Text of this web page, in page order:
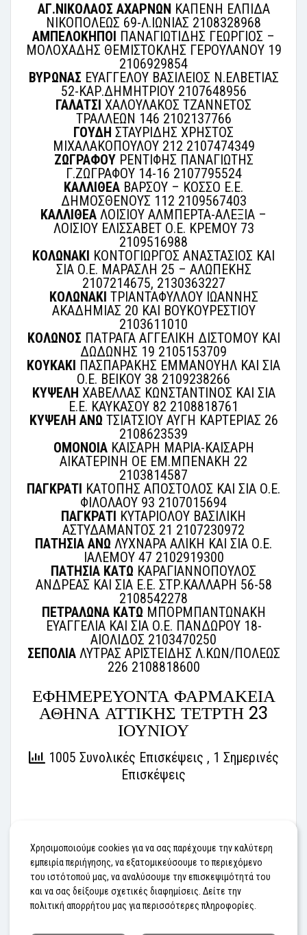
ΑΓ.ΝΙΚΟΛΑΟΣ ΑΧΑΡΝΩΝ ΚΑΠΕΝΗ ΕΛΠΙΔΑ
ΝΙΚΟΠΟΛΕΩΣ 69-Λ.ΙΩΝΙΑΣ 2108328968
ΑΜΠΕΛΟΚΗΠΟΙ ΠΑΝΑΓΙΩΤΙΔΗΣ ΓΕΩΡΓΙΟΣ –
ΜΟΛΟΧΑΔΗΣ ΘΕΜΙΣΤΟΚΛΗΣ ΓΕΡΟΥΛΑΝΟΥ 19
2106929854
ΒΥΡΩΝΑΣ ΕΥΑΓΓΕΛΟΥ ΒΑΣΙΛΕΙΟΣ Ν.ΕΛΒΕΤΙΑΣ
52-ΚΑΡ.ΔΗΜΗΤΡΙΟΥ 2107648956
ΓΑΛΑΤΣΙ ΧΑΛΟΥΛΑΚΟΣ ΤΖΑΝΝΕΤΟΣ
ΤΡΑΛΛΕΩΝ 146 2102137766
ΓΟΥΔΗ ΣΤΑΥΡΙΔΗΣ ΧΡΗΣΤΟΣ
ΜΙΧΑΛΑΚΟΠΟΥΛΟΥ 212 2107474349
ΖΩΓΡΑΦΟΥΡΕΝΤΙΦΗΣ ΠΑΝΑΓΙΩΤΗΣ
Γ.ΖΩΓΡΑΦΟΥ 14-16 2107795524
ΚΑΛΛΙΘΕΑ ΒΑΡΣΟΥ – ΚΟΣΣΟ Ε.Ε.
ΔΗΜΟΣΘΕΝΟΥΣ 112 2109567403
ΚΑΛΛΙΘΕΑ ΛΟΙΣΙΟΥ ΑΛΜΠΕΡΤΑ-ΑΛΕΞΙΑ –
ΛΟΙΣΙΟΥ ΕΛΙΣΣΑΒΕΤ Ο.Ε. ΚΡΕΜΟΥ 73
2109516988
ΚΟΛΩΝΑΚΙ ΚΟΝΤΟΓΙΩΡΓΟΣ ΑΝΑΣΤΑΣΙΟΣ ΚΑΙ
ΣΙΑ Ο.Ε. ΜΑΡΑΣΛΗ 25 – ΑΛΩΠΕΚΗΣ
2107214675, 2130363227
ΚΟΛΩΝΑΚΙ ΤΡΙΑΝΤΑΦΥΛΛΟΥ ΙΩΑΝΝΗΣ
ΑΚΑΔΗΜΙΑΣ 20 ΚΑΙ ΒΟΥΚΟΥΡΕΣΤΙΟΥ
2103611010
ΚΟΛΩΝΟΣ ΠΑΤΡΑΓΑ ΑΓΓΕΛΙΚΗ ΔΙΣΤΟΜΟΥ ΚΑΙ
ΔΩΔΩΝΗΣ 19 2105153709
ΚΟΥΚΑΚΙ ΠΑΣΠΑΡΑΚΗΣ ΕΜΜΑΝΟΥΗΛ ΚΑΙ ΣΙΑ
Ο.Ε. ΒΕΙΚΟΥ 38 2109238266
ΚΥΨΕΛΗ ΧΑΒΕΛΛΑΣ ΚΩΝΣΤΑΝΤΙΝΟΣ ΚΑΙ ΣΙΑ
Ε.Ε. ΚΑΥΚΑΣΟΥ 82 2108818761
ΚΥΨΕΛΗ ΑΝΩ ΤΣΙΑΤΣΙΟΥ ΑΥΓΗ ΚΑΡΤΕΡΙΑΣ 26
2108623539
ΟΜΟΝΟΙΑΚΑΙΣΑΡΗ ΜΑΡΙΑ-ΚΑΙΣΑΡΗ
ΑΙΚΑΤΕΡΙΝΗ ΟΕ ΕΜ.ΜΠΕΝΑΚΗ 22
2103814587
ΠΑΓΚΡΑΤΙ ΚΑΤΟΠΗΣ ΑΠΟΣΤΟΛΟΣ ΚΑΙ ΣΙΑ Ο.Ε.
ΦΙΛΟΛΑΟΥ 93 2107015694
ΠΑΓΚΡΑΤΙ ΚΥΤΑΡΙΟΛΟΥ ΒΑΣΙΛΙΚΗ
ΑΣΤΥΔΑΜΑΝΤΟΣ 21 2107230972
ΠΑΤΗΣΙΑ ΑΝΩ ΛΥΧΝΑΡΑ ΑΛΙΚΗ ΚΑΙ ΣΙΑ Ο.Ε.
ΙΑΛΕΜΟΥ 47 2102919300
ΠΑΤΗΣΙΑ ΚΑΤΩ ΚΑΡΑΓΙΑΝΝΟΠΟΥΛΟΣ
ΑΝΔΡΕΑΣ ΚΑΙ ΣΙΑ Ε.Ε. ΣΤΡ.ΚΑΛΛΑΡΗ 56-58
2108542278
ΠΕΤΡΑΛΩΝΑ ΚΑΤΩ ΜΠΟΡΜΠΑΝΤΩΝΑΚΗ
ΕΥΑΓΓΕΛΙΑ ΚΑΙ ΣΙΑ Ο.Ε. ΠΑΝΔΩΡΟΥ 18-
ΑΙΟΛΙΔΟΣ 2103470250
ΣΕΠΟΛΙΑΛΥΤΡΑΣ ΑΡΙΣΤΕΙΔΗΣ Λ.ΚΩΝ/ΠΟΛΕΩΣ
226 2108818600
ΕΦΗΜΕΡΕΥΟΝΤΑ ΦΑΡΜΑΚΕΙΑ
ΑΘΗΝΑ ΑΤΤΙΚΗΣ ΤΕΤΡΤΗ 23
ΙΟΥΝΙΟΥ
1005 Συνολικές Επισκέψεις , 1 Σημερινές
Επισκέψεις
Προηγούμενο Επόμενο
Χρησιμοποιούμε cookies για να σας παρέχουμε την καλύτερη
εμπειρία περιήγησης, να εξατομικεύσουμε το περιεχόμενο
του ιστότοπού μας, να αναλύσουμε την επισκεψιμότητά του
και να σας δείξουμε σχετικές διαφημίσεις. Δείτε την
πολιτική απορρήτου μας για περισσότερες πληροφορίες.